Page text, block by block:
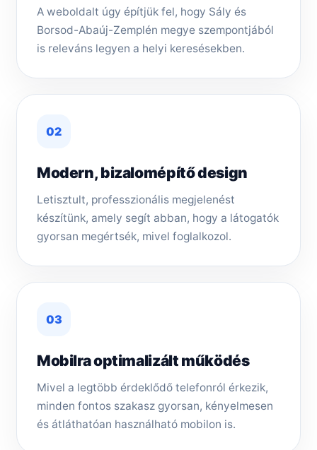
A weboldalt úgy építjük fel, hogy Sály és
Borsod-Abaúj-Zemplén megye szempontjából
is releváns legyen a helyi keresésekben.
02
Modern, bizalomépítő design
Letisztult, professzionális megjelenést
készítünk, amely segít abban, hogy a látogatók
gyorsan megértsék, mivel foglalkozol.
03
Mobilra optimalizált működés
Mivel a legtöbb érdeklődő telefonról érkezik,
minden fontos szakasz gyorsan, kényelmesen
és átláthatóan használható mobilon is.